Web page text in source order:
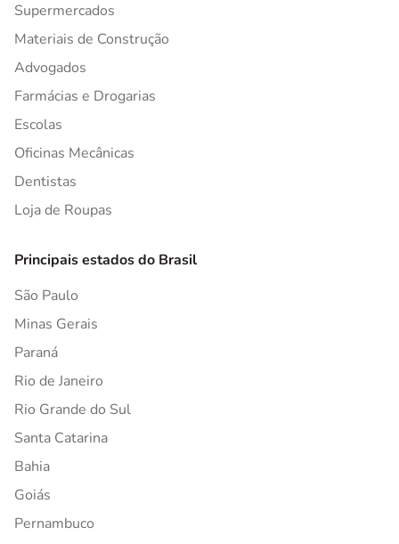
Supermercados
Materiais de Construção
Advogados
Farmácias e Drogarias
Escolas
Oficinas Mecânicas
Dentistas
Loja de Roupas
Principais estados do Brasil
São Paulo
Minas Gerais
Paraná
Rio de Janeiro
Rio Grande do Sul
Santa Catarina
Bahia
Goiás
Pernambuco